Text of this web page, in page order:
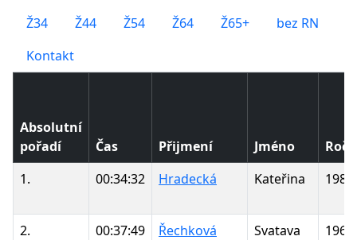
Ž34
Ž44 Ž54 Ž64 Ž65+
bez RN
Kontakt
Absolutní
pořadí
Čas Přijmení Jméno
1.
00:34:32 Hradecká Kateřina 1982
2. 00:37:49 Řechková Svatava 1967